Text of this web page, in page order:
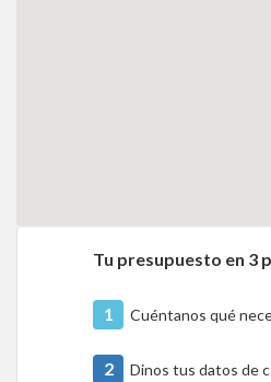
Tu presupuesto en 3
1 Cuéntanos qué
2 Dinos tus datos de